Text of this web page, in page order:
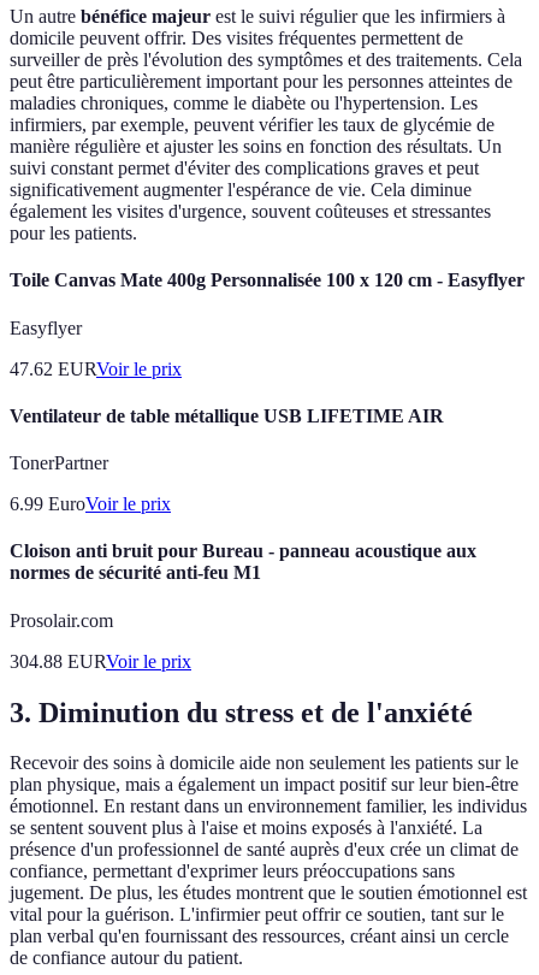
Un autre bénéfice majeur est le suivi régulier que les infirmiers à
domicile peuvent offrir. Des visites fréquentes permettent de
surveiller de près l'évolution des symptômes et des traitements. Cela
peut être particulièrement important pour les personnes atteintes de
maladies chroniques, comme le diabète ou l'hypertension. Les
infirmiers, par exemple, peuvent vérifier les taux de glycémie de
manière régulière et ajuster les soins en fonction des résultats. Un
suivi constant permet d'éviter des complications graves et peut
significativement augmenter l'espérance de vie. Cela diminue
également les visites d'urgence, souvent coûteuses et stressantes
pour les patients.
Toile Canvas Mate 400g Personnalisée 100 x 120 cm - Easyflyer
Easyflyer
47.62 EURVoir le prix
Ventilateur de table métallique USB LIFETIME AIR
TonerPartner
6.99 EuroVoir le prix
Cloison anti bruit pour Bureau - panneau acoustique aux
normes de sécurité anti-feu M1
Prosolair.com
304.88 EURVoir le prix
3. Diminution du stress et de l'anxiété
Recevoir des soins à domicile aide non seulement les patients sur le
plan physique, mais a également un impact positif sur leur bien-être
émotionnel. En restant dans un environnement familier, les individus
se sentent souvent plus à l'aise et moins exposés à l'anxiété. La
présence d'un professionnel de santé auprès d'eux crée un climat de
confiance, permettant d'exprimer leurs préoccupations sans
jugement. De plus, les études montrent que le soutien émotionnel est
vital pour la guérison. L'infirmier peut offrir ce soutien, tant sur le
plan verbal qu'en fournissant des ressources, créant ainsi un cercle
de confiance autour du patient.